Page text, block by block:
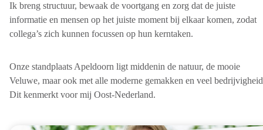
Ik breng structuur, bewaak de voortgang en zorg dat de juiste
informatie en mensen op het juiste moment bij elkaar komen, zodat
collega’s zich kunnen focussen op hun kerntaken.
Onze standplaats Apeldoorn ligt middenin de natuur, de mooie
Veluwe, maar ook met alle moderne gemakken en veel
Dit kenmerkt voor mij Oost-Nederland.